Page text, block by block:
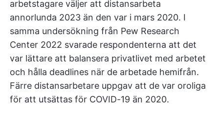
arbetstagare väljer att distansarbeta
annorlunda 2023 än den var i mars 2020. I
samma undersökning från Pew Research
Center 2022 svarade respondenterna att det
var lättare att balansera privatlivet med arbetet
och hålla deadlines när de arbetade hemifrån.
Färre distansarbetare uppgav att de var oroliga
för att utsättas för COVID-19 än 2020.